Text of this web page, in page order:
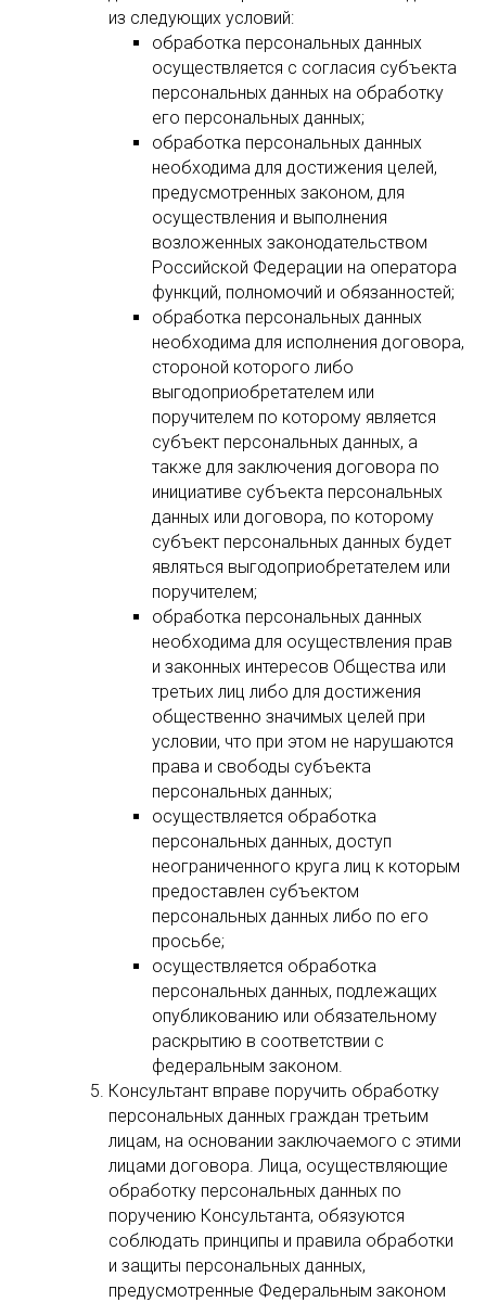
из следующих условий:
обработка персональных данных
осуществляется с согласия субъекта
персональных данных на обработку
его персональных данных;
обработка персональных данных
необходима для достижения целей,
предусмотренных законом, для
осуществления и выполнения
возложенных законодательством
Российской Федерации на оператора
функций, полномочий и обязанностей;
обработка персональных данных
необходима для исполнения договора,
стороной которого либо
выгодоприобретателем или
поручителем по которому является
субъект персональных данных, а
также для заключения договора по
инициативе субъекта персональных
данных или договора, по которому
субъект персональных данных будет
являться выгодоприобретателем или
поручителем;
обработка персональных данных
необходима для осуществления прав
и законных интересов Общества или
третьих лиц либо для достижения
общественно значимых целей при
условии, что при этом не нарушаются
права и свободы субъекта
персональных данных;
осуществляется обработка
персональных данных, доступ
неограниченного круга лиц к которым
предоставлен субъектом
персональных данных либо по его
просьбе;
осуществляется обработка
персональных данных, подлежащих
опубликованию или обязательному
раскрытию в соответствии с
федеральным законом.
Консультант вправе поручить обработку
персональных данных граждан третьим
лицам, на основании заключаемого с этими
лицами договора. Лица, осуществляющие
обработку персональных данных по
поручению Консультанта, обязуются
соблюдать принципы и правила обработки
и защиты персональных данных,
предусмотренные Федеральным законом